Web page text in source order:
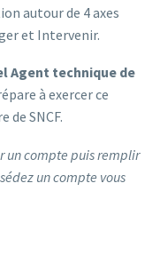
autour de 4 axes
et Intervenir.
Agent technique de
à exercer ce
de SNCF.
un compte puis remplir
un compte vous